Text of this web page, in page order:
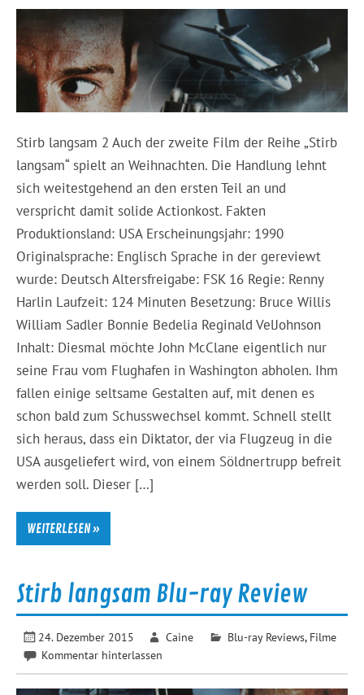
Stirb langsam 2 Auch der zweite Film der Reihe „Stirb
langsam“ spielt an Weihnachten. Die Handlung lehnt
sich weitestgehend an den ersten Teil an und
verspricht damit solide Actionkost. Fakten
Produktionsland: USA Erscheinungsjahr: 1990
Originalsprache: Englisch Sprache in der gereviewt
wurde: Deutsch Altersfreigabe: FSK 16 Regie: Renny
Harlin Laufzeit: 124 Minuten Besetzung: Bruce Willis
William Sadler Bonnie Bedelia Reginald VelJohnson
Inhalt: Diesmal möchte John McClane eigentlich nur
seine Frau vom Flughafen in Washington abholen. Ihm
fallen einige seltsame Gestalten auf, mit denen es
schon bald zum Schusswechsel kommt. Schnell stellt
sich heraus, dass ein Diktator, der via Flugzeug in die
USA ausgeliefert wird, von einem Söldnertrupp befreit
werden soll. Dieser […]
WEITERLESEN »
Stirb langsam Blu-ray Review
24. Dezember 2015 Caine Blu-ray Reviews, Filme
Kommentar hinterlassen